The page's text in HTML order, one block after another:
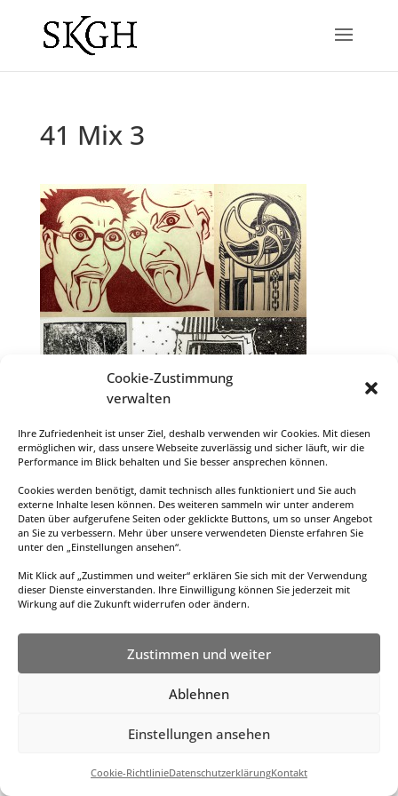
Cookie-Zustimmung
verwalten
Ihre Zufriedenheit ist unser Ziel, deshalb verwenden wir Cookies. Mit diesen
ermöglichen wir, dass unsere Webseite zuverlässig und sicher läuft, wir die
Performance im Blick behalten und Sie besser ansprechen können.
Cookies werden benötigt, damit technisch alles funktioniert und Sie auch
externe Inhalte lesen können. Des weiteren sammeln wir unter anderem
Daten über aufgerufene Seiten oder geklickte Buttons, um so unser Angebot
an Sie zu verbessern. Mehr über unsere verwendeten Dienste erfahren Sie
unter den „Einstellungen ansehen“.
Mit Klick auf „Zustimmen und weiter“ erklären Sie sich mit der Verwendung
dieser Dienste einverstanden. Ihre Einwilligung können Sie jederzeit mit
Wirkung auf die Zukunft widerrufen oder ändern.
Zustimmen und weiter
Ablehnen
Einstellungen ansehen
Cookie-RichtlinieDatenschutzerklärungKontakt
41 Mix 3
Datenschutzerklärung
Elegant Themes
WordPress